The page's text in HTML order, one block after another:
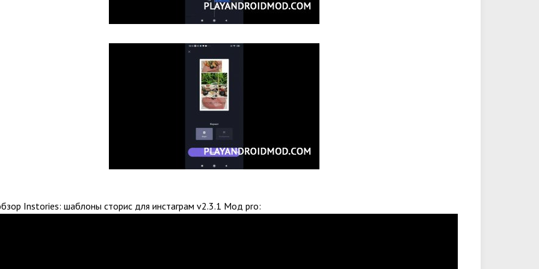
Instories: шаблоны сторис для инстаграм v2.3.1 Мод pro: